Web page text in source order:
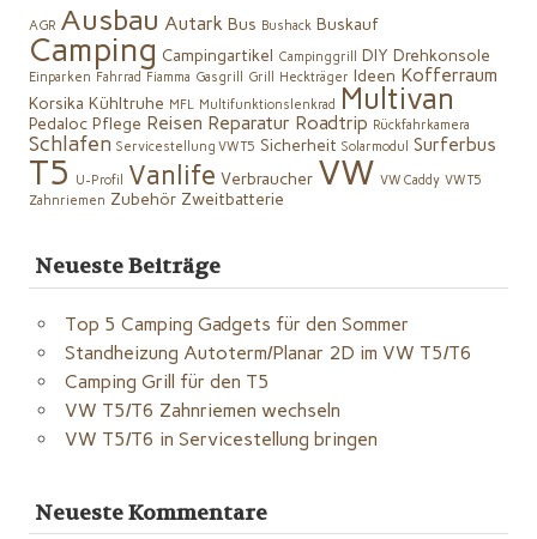
AGR Ausbau Autark Bus Bushack Buskauf
Camping Campingartikel Campinggrill DIY Drehkonsole
Einparken Fahrrad Fiamma Gasgrill Grill Heckträger Ideen Kofferraum
Korsika Kühltruhe MFL Multifunktionslenkrad Multivan
Pedaloc Pflege Reisen Reparatur Roadtrip Rückfahrkamera
Schlafen Servicestellung VW T5 Sicherheit Solarmodul Surferbus
T5 U-Profil Vanlife Verbraucher VW VW Caddy VW T5
Zahnriemen Zubehör Zweitbatterie
Neueste Beiträge
Top 5 Camping Gadgets für den Sommer
Standheizung Autoterm/Planar 2D im VW T5/T6
Camping Grill für den T5
VW T5/T6 Zahnriemen wechseln
VW T5/T6 in Servicestellung bringen
Neueste Kommentare